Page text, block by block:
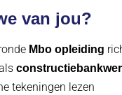
van jou?
Mbo opleiding
tekeningen lezen